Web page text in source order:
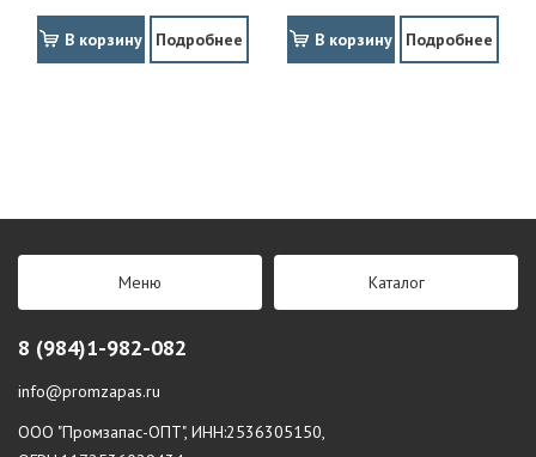
В корзину Подробнее В корзину Подробнее
Меню Каталог
8 (984)1-982-082
info@promzapas.ru
ООО "Промзапас-ОПТ", ИНН:2536305150,